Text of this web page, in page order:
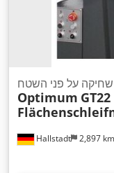
Hallstadt 2,897 km
שחיקה על פני השטח
Optimum GT22